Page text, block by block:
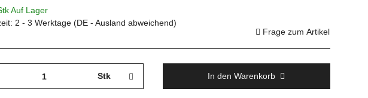
Auf Lager
2 - 3 Werktage (DE - Ausland abweichend)
Frage zum Artikel
Stk In den Warenkorb